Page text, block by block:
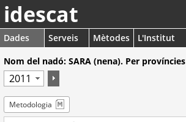
idescat
Dades Serveis Mètodes
L'Institut
Nom del nadó: SARA (nena). Per províncies
Metodologia